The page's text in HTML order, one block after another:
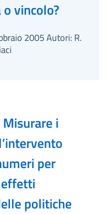
vincolo?
2005 Autori: R.
i
per
politiche